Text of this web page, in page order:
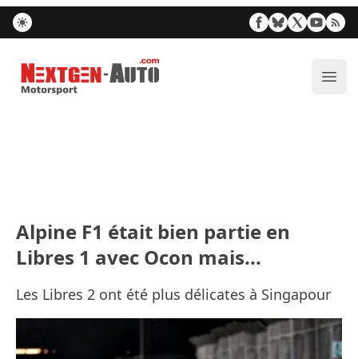
Nextgen-Auto.com
Alpine F1 était bien partie en
Libres 1 avec Ocon mais...
Les Libres 2 ont été plus délicates à Singapour